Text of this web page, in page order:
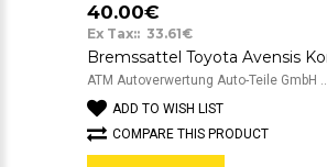
40.00€
Ex Tax:: 33.61€
ATM Autoverwertung Auto-Teile GmbH ..
ADD TO WISH LIST
COMPARE THIS PRODUCT